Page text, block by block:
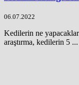
06.07.2022
Kedilerin ne
araştırma, kedilerin 5 ...